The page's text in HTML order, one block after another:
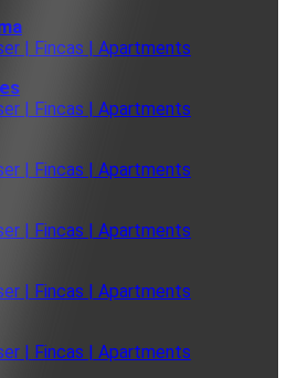
| Fincas | Apartments
| Fincas | Apartments
| Fincas | Apartments
| Fincas | Apartments
| Fincas | Apartments
| Fincas | Apartments